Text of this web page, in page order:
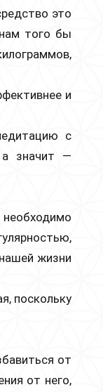
это
того бы
и
с
а значит —
жизни
поскольку
от
от него,